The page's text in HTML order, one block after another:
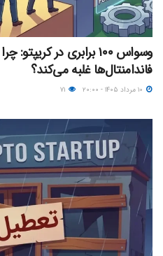
وسواس ۱۰۰ برابری در
فاندامنتال‌ها غلبه می‌کند؟